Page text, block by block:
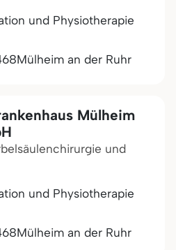
und Physiotherapie
Mülheim an der Ruhr
Mülheim
und
und Physiotherapie
Mülheim an der Ruhr